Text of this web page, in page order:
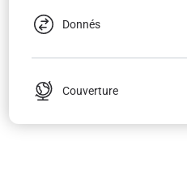
Donnés
Couverture